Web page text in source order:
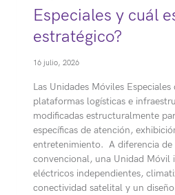
Especiales y cuál
estratégico?
16 julio, 2026
Las Unidades Móviles
plataformas logísticas e
modificadas estructuralmente
específicas de atención,
entretenimiento. A diferencia de
convencional, una Unidad Móvil
eléctricos independientes,
conectividad satelital y un